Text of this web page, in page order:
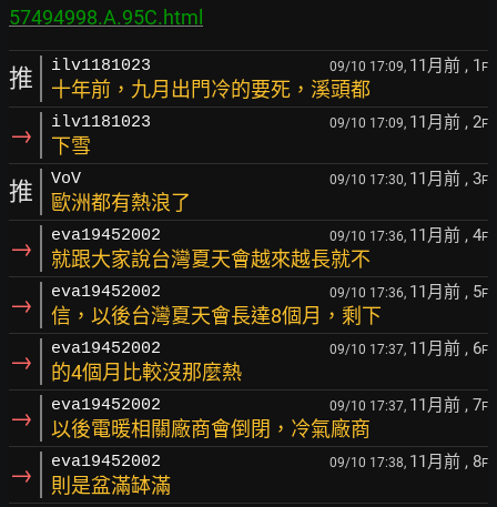
57494998.A.95C.html
推 ilv1181023 09/10 17:09, 11月前 , 1 F
十年前，九月出門冷的要死，溪頭都
→ ilv1181023 09/10 17:09, 11月前 , 2F
下雪
推 VoV 09/10 17:30, 11月前 , 3F
歐洲都有熱浪了
→ eva19452002 09/10 17:36, 11月前 , 4F
就跟大家說台灣夏天會越來越長就不
→ eva19452002 09/10 17:36, 11月前 , 5F
信，以後台灣夏天會長達8個月，剩下
→ eva19452002 09/10 17:37, 11月前 , 6F
的4個月比較沒那麼熱
→ eva19452002 09/10 17:37, 11月前 , 7F
以後電暖相關廠商會倒閉，冷氣廠商
→ eva19452002 09/10 17:38, 11月前 , 8F
則是盆滿缽滿